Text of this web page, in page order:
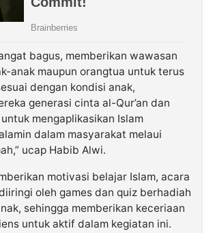
bagus, memberikan wawasan
anak maupun orangtua untuk terus
dengan kondisi anak,
generasi cinta al-Qur’an dan
mengaplikasikan Islam
dalam masyarakat melaui
ucap Habib Alwi.
motivasi belajar Islam, acara
oleh games dan quiz berhadiah
sehingga memberikan keceriaan
untuk aktif dalam kegiatan ini.